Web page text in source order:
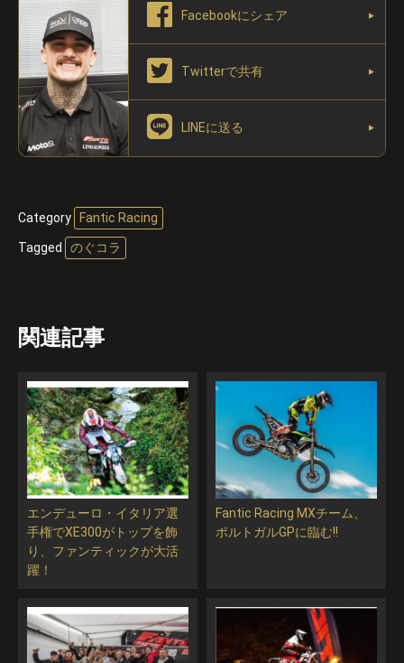
Facebookにシェア
Twitterで共有
LINEに送る
Category Fantic Racing
Tagged のぐコラ
関連記事
エンデューロ・イタリア選
手権でXE300がトップを飾
り、ファンティックが大活
躍！
Fantic Racing MXチーム、
ポルトガルGPに臨む!!